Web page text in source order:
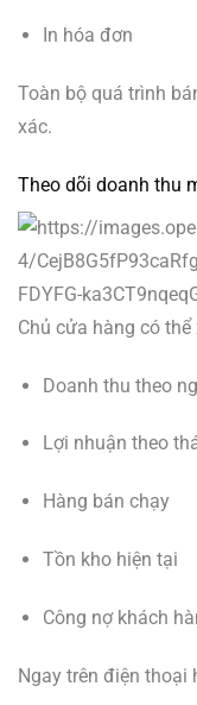
In hóa đơn
Toàn bộ quá trình
xác.
Theo dõi doanh thu
Chủ cửa hàng có thể
Doanh thu theo
Lợi nhuận theo
Hàng bán chạy
Tồn kho hiện tại
Công nợ khách
Ngay trên điện thoại